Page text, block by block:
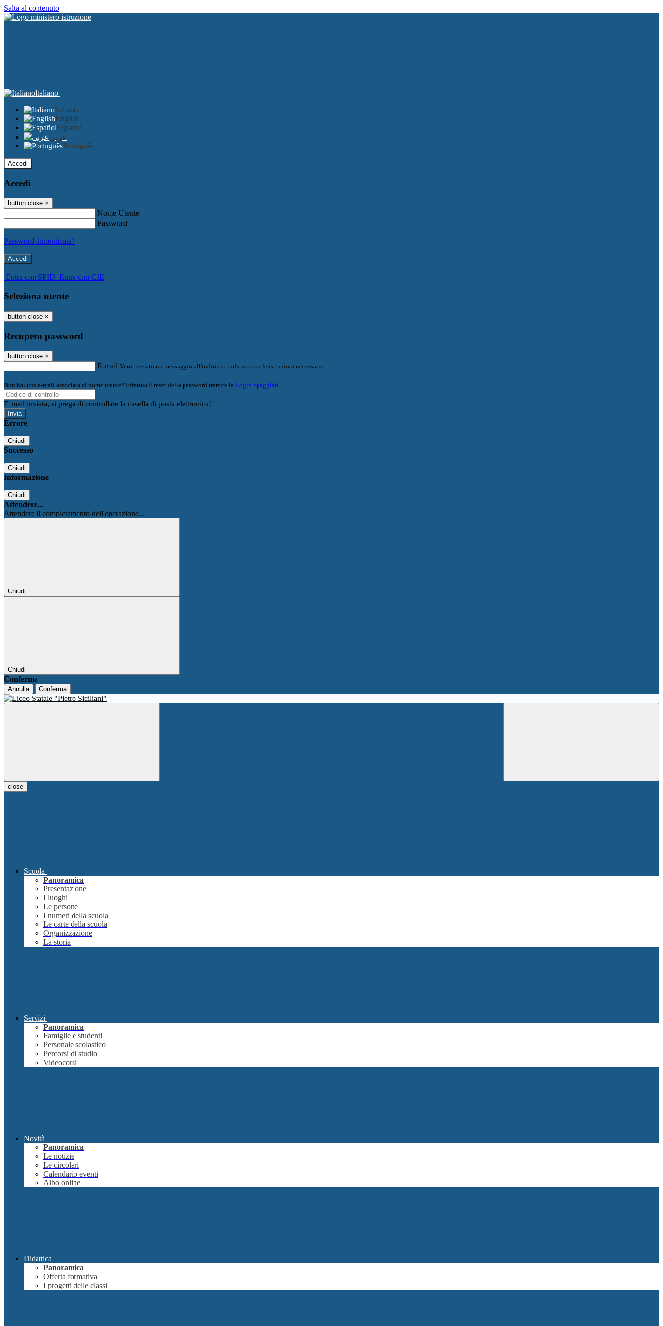
Salta al contenuto
Italiano
Italiano
English
Español
عربى
Português
Accedi
Accedi
button close ×
Nome Utente
Password
Password dimenticata?
-
Entra con SPID Entra con CIE
Seleziona utente
button close ×
Recupero password
button close ×
E-mail Verrà inviato un messaggio all'indirizzo indicato con le istruzioni necessarie.
Non hai una e-mail associata al nome utente? Effettua il reset della password tramite la Login Spaggiari
E-mail inviata, si prega di controllare la casella di posta elettronica!
Errore
Chiudi
Successo
Chiudi
Informazione
Chiudi
Attendere...
Attendere il completamento dell'operazione...
Chiudi
Chiudi
Conferma
Annulla Conferma
close
Scuola
Panoramica
Presentazione
I luoghi
Le persone
I numeri della scuola
Le carte della scuola
Organizzazione
La storia
Servizi
Panoramica
Famiglie e studenti
Personale scolastico
Percorsi di studio
Videocorsi
Novità
Panoramica
Le notizie
Le circolari
Calendario eventi
Albo online
Didattica
Panoramica
Offerta formativa
I progetti delle classi